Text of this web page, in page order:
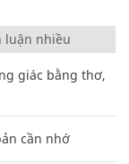
luận nhiều
giác bằng thơ,
cần nhớ